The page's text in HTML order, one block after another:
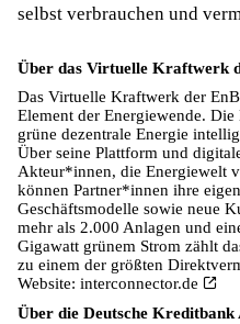
selbst verbrauchen und
Über das Virtuelle Kraftwerk
Das Virtuelle Kraftwerk der
Element der Energiewende.
grüne dezentrale Energie
Über seine Plattform und
Akteur*innen, die Energiewelt
können Partner*innen ihre
Geschäftsmodelle sowie neue
mehr als 2.000 Anlagen und
Gigawatt grünem Strom zählt
zu einem der größten
Website: interconnector.de
Über die Deutsche Kreditbank